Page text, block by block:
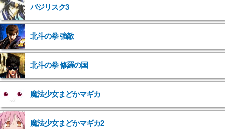
バジリスク3
北斗の拳 強敵
北斗の拳 修羅の国
魔法少女まどかマギカ
魔法少女まどかマギカ2